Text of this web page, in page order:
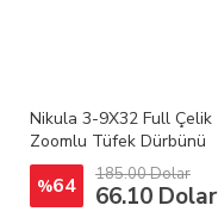
Nikula 3-9X32 Full Çelik
Zoomlu Tüfek Dürbünü
%64 185.00 Dolar
66.10 Dolar